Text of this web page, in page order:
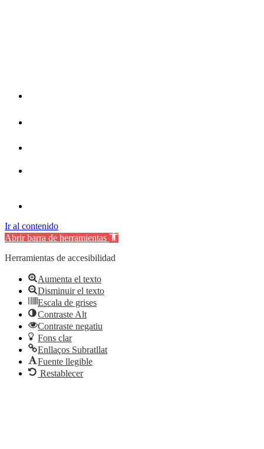
Ir al contenido
Abrir barra de herramientas
Herramientas de accesibilidad
Aumenta el texto
Disminuir el texto
Escala de grises
Contraste Alt
Contraste negatiu
Fons clar
Enllaços Subratllat
Fuente llegible
Restablecer